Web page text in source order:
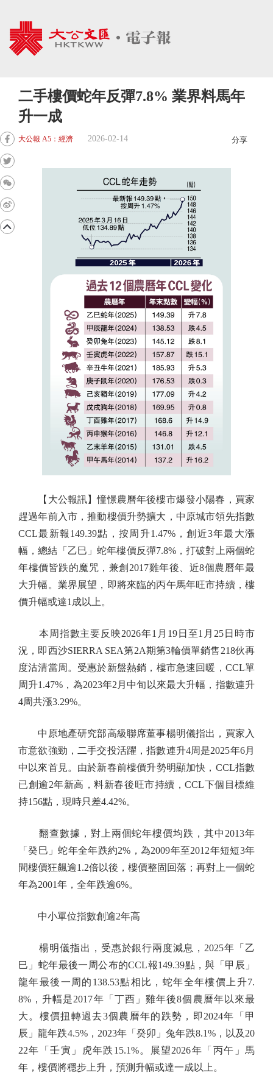
二手樓價蛇年反彈7.8% 業界料馬年
升一成
大公報 A5：經濟 2026-02-14 分享
【大公報訊】憧憬農曆年後樓市爆發小陽春，買家
趕過年前入市，推動樓價升勢擴大，中原城市領先指數
CCL最新報149.39點，按周升1.47%，創近3年最大漲
幅，總結「乙巳」蛇年樓價反彈7.8%，打破對上兩個蛇
年樓價皆跌的魔咒，兼創2017雞年後、近8個農曆年最
大升幅。業界展望，即將來臨的丙午馬年旺市持續，樓
價升幅或達1成以上。
本周指數主要反映2026年1月19日至1月25日時市
況，即西沙SIERRA SEA第2A期第3輪價單銷售218伙再
度沽清當周。受惠於新盤熱銷，樓市急速回暖，CCL單
周升1.47%，為2023年2月中旬以來最大升幅，指數連升
4周共漲3.29%。
中原地產研究部高級聯席董事楊明儀指出，買家入
市意欲強勁，二手交投活躍，指數連升4周是2025年6月
中以來首見。由於新春前樓價升勢明顯加快，CCL指數
已創逾2年新高，料新春後旺市持續，CCL下個目標維
持156點，現時只差4.42%。
翻查數據，對上兩個蛇年樓價均跌，其中2013年
「癸巳」蛇年全年跌約2%，為2009年至2012年短短3年
間樓價狂飆逾1.2倍以後，樓價整固回落；再對上一個蛇
年為2001年，全年跌逾6%。
中小單位指數創逾2年高
楊明儀指出，受惠於銀行兩度減息，2025年「乙
巳」蛇年最後一周公布的CCL報149.39點，與「甲辰」
龍年最後一周的138.53點相比，蛇年全年樓價上升7.
8%，升幅是2017年「丁酉」雞年後8個農曆年以來最
大。樓價扭轉過去3個農曆年的跌勢，即2024年「甲
辰」龍年跌4.5%，2023年「癸卯」兔年跌8.1%，以及20
22年「壬寅」虎年跌15.1%。展望2026年「丙午」馬
年，樓價將穩步上升，預測升幅或達一成以上。